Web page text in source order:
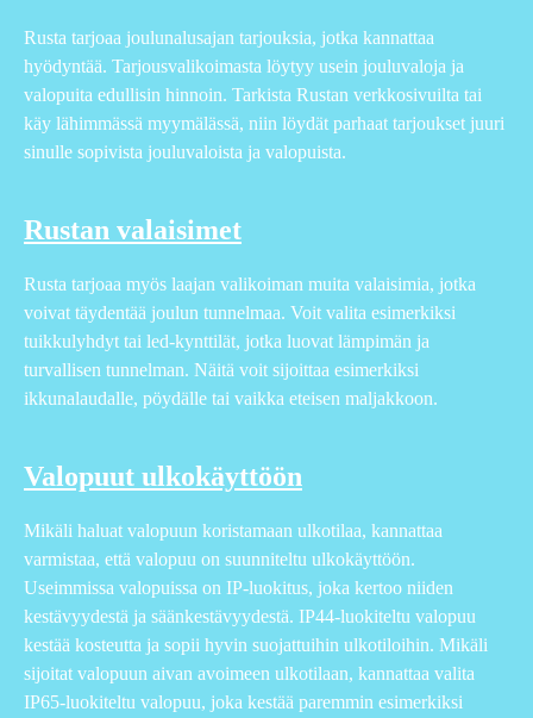
Rusta tarjoaa joulunalusajan tarjouksia, jotka kannattaa
hyödyntää. Tarjousvalikoimasta löytyy usein jouluvaloja ja
valopuita edullisin hinnoin. Tarkista Rustan verkkosivuilta tai
käy lähimmässä myymälässä, niin löydät parhaat tarjoukset juuri
sinulle sopivista jouluvaloista ja valopuista.
Rustan valaisimet
Rusta tarjoaa myös laajan valikoiman muita valaisimia, jotka
voivat täydentää joulun tunnelmaa. Voit valita esimerkiksi
tuikkulyhdyt tai led-kynttilät, jotka luovat lämpimän ja
turvallisen tunnelman. Näitä voit sijoittaa esimerkiksi
ikkunalaudalle, pöydälle tai vaikka eteisen maljakkoon.
Valopuut ulkokäyttöön
Mikäli haluat valopuun koristamaan ulkotilaa, kannattaa
varmistaa, että valopuu on suunniteltu ulkokäyttöön.
Useimmissa valopuissa on IP-luokitus, joka kertoo niiden
kestävyydestä ja säänkestävyydestä. IP44-luokiteltu valopuu
kestää kosteutta ja sopii hyvin suojattuihin ulkotiloihin. Mikäli
sijoitat valopuun aivan avoimeen ulkotilaan, kannattaa valita
IP65-luokiteltu valopuu, joka kestää paremmin esimerkiksi